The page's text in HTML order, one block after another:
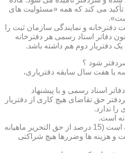
تأکید می کند که همه «مسئولیت های
دفترخانه و نمایندگی سازمان ثبت را
می باشد.طبق ماده ۳ قانون دفاتر اسناد رسمی هر دفترخانه
یک دفتریار دوم هم داشته باشد.
شود ؟
سه یا هفت سال سابقه دفتریاری،
اسناد رسمی و با پیشنهاد
حق تقاضای هیچ کاری از دفتریار
ندارد.
است.
دفتریار فقط در درآمد شریک است (15 درصد از حق التحریر ماهیانه
و هزینه ها وضررها هیچ شراکتی